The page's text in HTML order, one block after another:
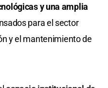
y una amplia
para el sector
y el mantenimiento de